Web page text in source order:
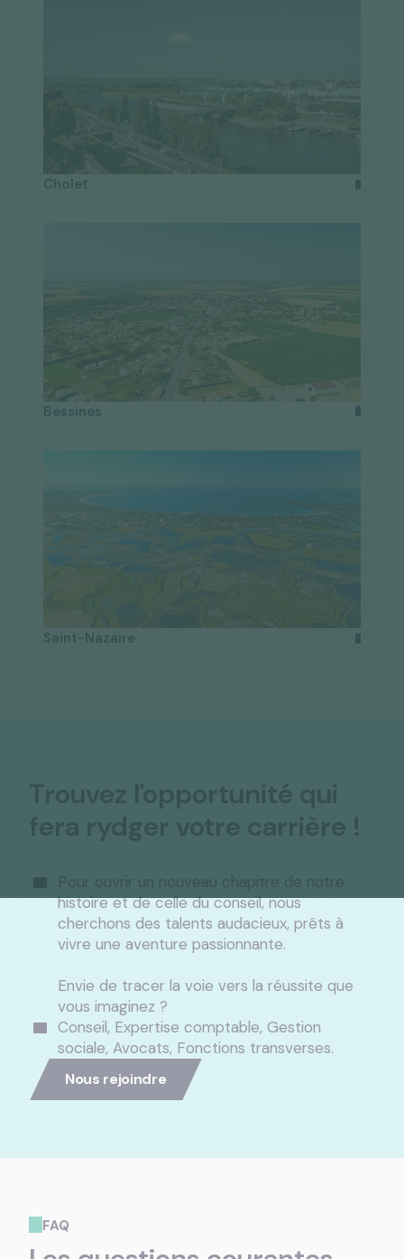
Cholet
Bessines
Saint-Nazaire
Trouvez l'opportunité qui
fera rydger votre carrière !
Pour ouvrir un nouveau chapitre de notre
histoire et de celle du conseil, nous
cherchons des talents audacieux, prêts à
vivre une aventure passionnante.
Envie de tracer la voie vers la réussite que
vous imaginez ?
Conseil, Expertise comptable, Gestion
sociale, Avocats, Fonctions transverses.
Nous rejoindre
FAQ